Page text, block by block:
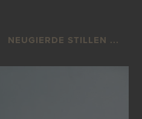
NEUGIERDE STILLEN ...